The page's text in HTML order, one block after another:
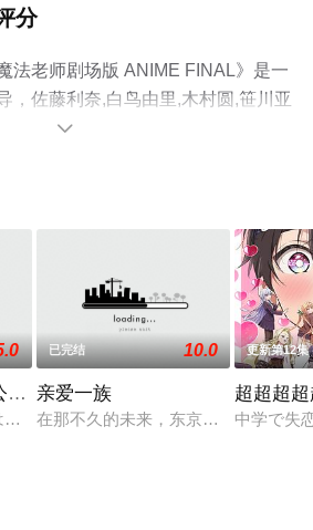
分
法老师剧场版 ANIME FINAL》是一
，佐藤利奈,白鸟由里,木村圆,笹川亚
,浅仓杏美,伊藤静,神田朱未,板东爱,
未帆,高本惠,白石凉子,小林美佐,古
上直美,猪口等演员精彩演绎的日本
晓（已完结），手机免费观看高清
就来策驰电影网，更多相关信息可
猫或剧情网等平台了解。

司第二季
くて、格好良くて、しなやかで。誰
已完结 10.0
亲爱一族
在那不久的未来，东京湾内突然坠落
更新第12集
超超超
中学で失